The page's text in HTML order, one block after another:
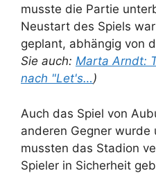
musste die Partie
Neustart des Spiels
geplant, abhängig von
Sie auch: Marta Arndt:
nach "Let's…)
Auch das Spiel von
anderen Gegner wurde
mussten das Stadion
Spieler in Sicherheit